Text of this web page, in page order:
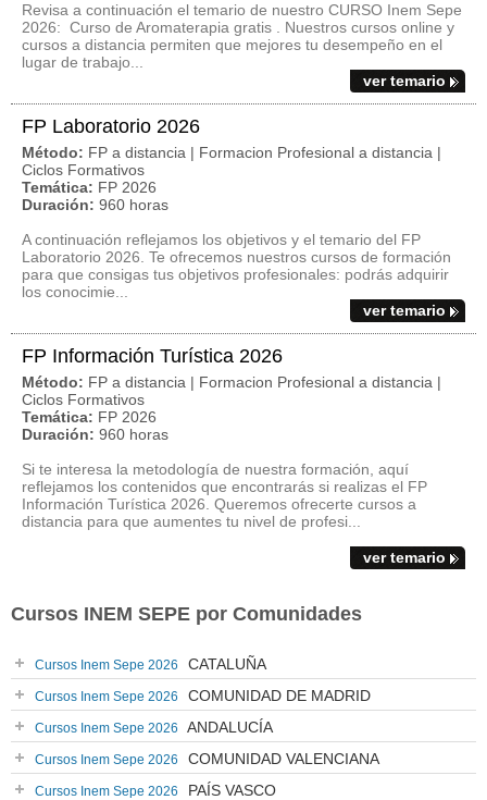
Revisa a continuación el temario de nuestro CURSO Inem Sepe
2026: Curso de Aromaterapia gratis . Nuestros cursos online y
cursos a distancia permiten que mejores tu desempeño en el
lugar de trabajo...
ver temario
FP Laboratorio 2026
Método: FP a distancia | Formacion Profesional a distancia |
Ciclos Formativos
Temática: FP 2026
Duración: 960 horas
A continuación reflejamos los objetivos y el temario del FP
Laboratorio 2026. Te ofrecemos nuestros cursos de formación
para que consigas tus objetivos profesionales: podrás adquirir
los conocimie...
ver temario
FP Información Turística 2026
Método: FP a distancia | Formacion Profesional a distancia |
Ciclos Formativos
Temática: FP 2026
Duración: 960 horas
Si te interesa la metodología de nuestra formación, aquí
reflejamos los contenidos que encontrarás si realizas el FP
Información Turística 2026. Queremos ofrecerte cursos a
distancia para que aumentes tu nivel de profesi...
ver temario
Cursos INEM SEPE por Comunidades
Cursos Inem Sepe 2026 CATALUÑA
Cursos Inem Sepe 2026 COMUNIDAD DE MADRID
Cursos Inem Sepe 2026 ANDALUCÍA
Cursos Inem Sepe 2026 COMUNIDAD VALENCIANA
Cursos Inem Sepe 2026 PAÍS VASCO